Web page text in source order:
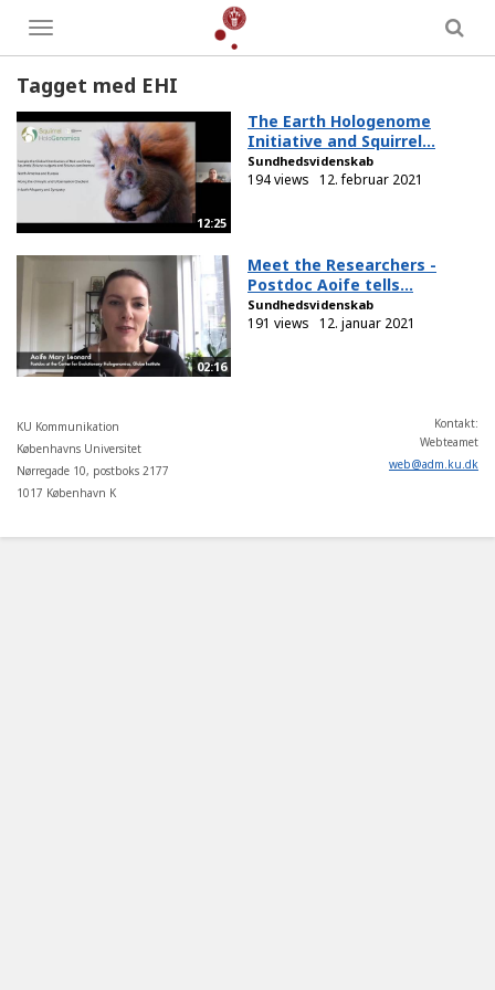
Toggle
menu
Tagget med EHI
12:25
The Earth Hologenome
Initiative and Squirrel...
Sundhedsvidenskab
194 views 12. februar 2021
02:16
Meet the Researchers -
Postdoc Aoife tells...
Sundhedsvidenskab
191 views 12. januar 2021
KU Kommunikation
Københavns Universitet
Nørregade 10, postboks 2177
1017 København K
Kontakt:
Webteamet
web@adm.ku.dk